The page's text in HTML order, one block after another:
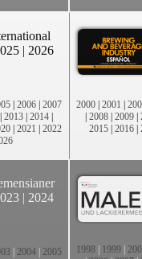
| 2026
| 2006 | 2007
| 2013 | 2014 |
| 2021 | 2022
2000 | 2001 |
| 2008 | 2009 |
2015 | 2016 |
| 2024
2004 2005
1998 1999